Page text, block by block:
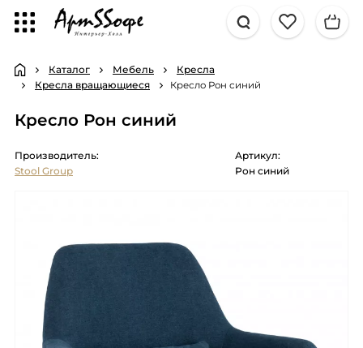
Каталог Мебель
Кресла
Кресла вращающиеся
Кресло Рон синий
Кресло Рон синий
Производитель:
Stool Group
Артикул:
Рон синий